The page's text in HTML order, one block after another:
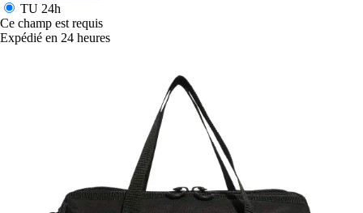
TU 24h
Ce champ est requis
Expédié en 24 heures